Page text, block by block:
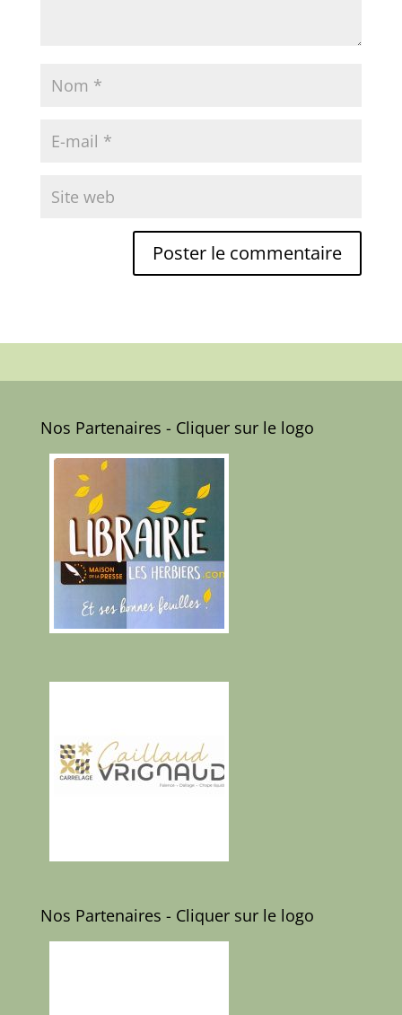
Nos Partenaires - Cliquer sur le logo
Nos Partenaires - Cliquer sur le logo